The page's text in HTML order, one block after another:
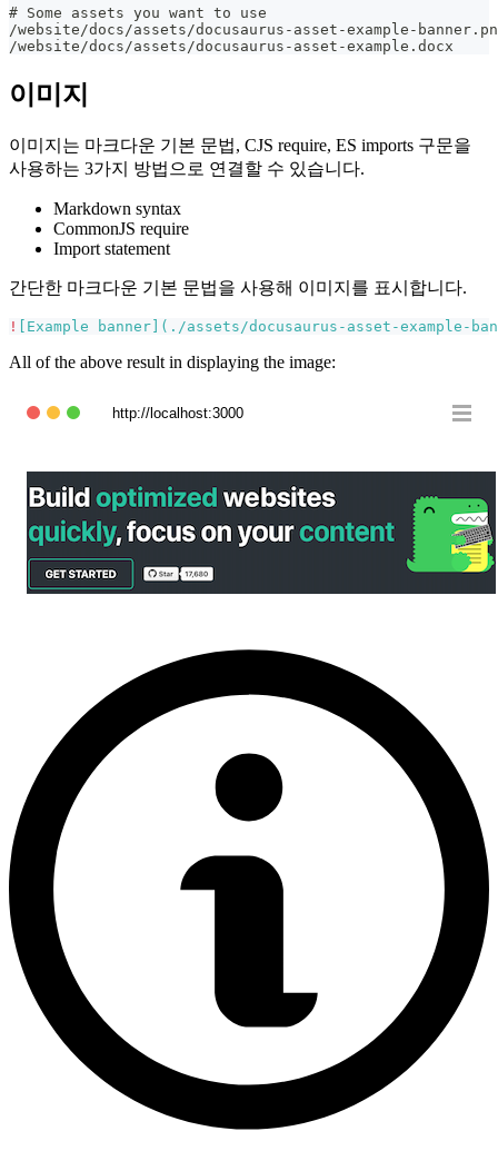
# Some assets you want to use
/website/docs/assets/docusaurus-asset-example-
/website/docs/assets/docusaurus-asset-example.docx
이미지
이미지는 마크다운 기본 문법, CJS require, ES imports 구문을
사용하는 3가지 방법으로 연결할 수 있습니다.
Markdown syntax
CommonJS require
Import statement
간단한 마크다운 기본 문법을 사용해 이미지를 표시합니다.
! Example banner ]( ./assets/docusaurus-asset-example-
All of the above result in displaying the image:
http://localhost:3000